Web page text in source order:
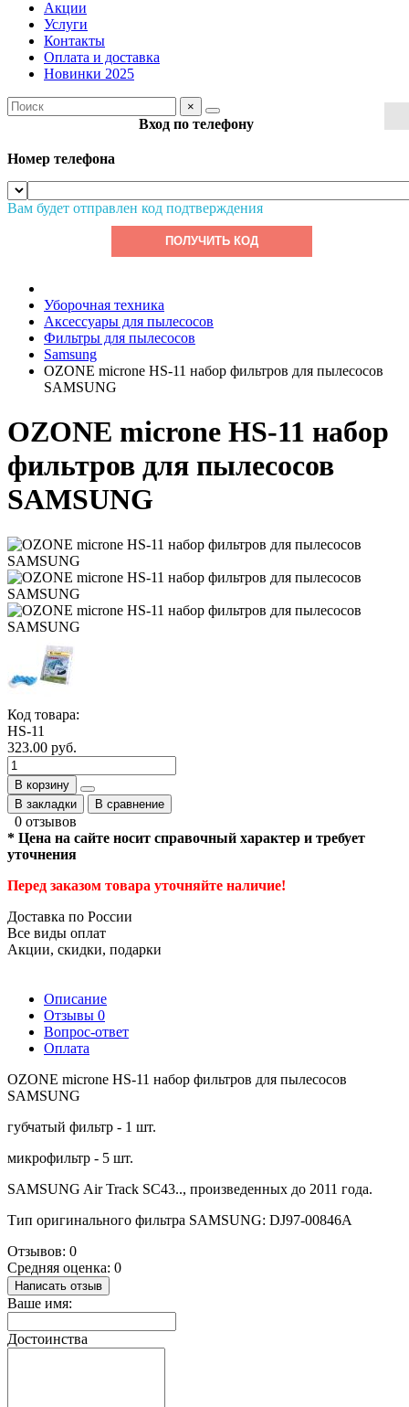
Акции
Услуги
Контакты
Оплата и доставка
Новинки 2025
×
Вход по телефону
Номер телефона
Вам будет отправлен код подтверждения
ПОЛУЧИТЬ КОД
Уборочная техника
Аксессуары для пылесосов
Фильтры для пылесосов
Samsung
OZONE microne HS-11 набор фильтров для пылесосов
SAMSUNG
OZONE microne HS-11 набор
фильтров для пылесосов
SAMSUNG
Код товара:
HS-11
323.00 руб.
В корзину
В закладки
В сравнение
0 отзывов
* Цена на сайте носит справочный характер и требует
уточнения
Перед заказом товара уточняйте наличие!
Доставка по России
Все виды оплат
Акции, скидки, подарки
Описание
Отзывы 0
Вопрос-ответ
Оплата
OZONE microne HS-11 набор фильтров для пылесосов
SAMSUNG
губчатый фильтр - 1 шт.
микрофильтр - 5 шт.
SAMSUNG Air Track SC43.., произведенных до 2011 года.
Тип оригинального фильтра SAMSUNG: DJ97-00846A
Отзывов: 0
Средняя оценка: 0
Написать отзыв
Ваше имя:
Достоинства